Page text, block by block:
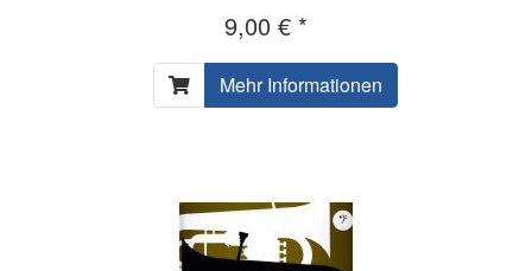
9,00 € *
Mehr Informationen